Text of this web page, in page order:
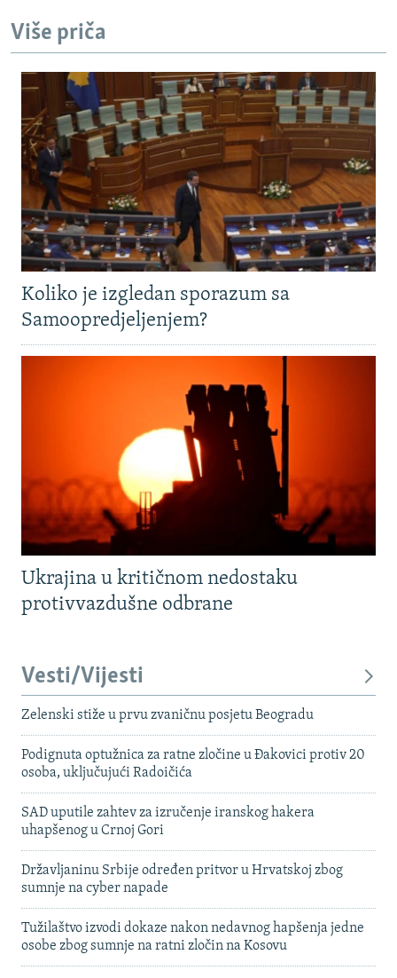
TRI DECENIJE OD RATA U BIH
SVE KARTE DEJTONA
NASTANAK I RASPAD JUGOSLAVIJE
Više priča
Koliko je izgledan sporazum sa
Samoopredjeljenjem?
Ukrajina u kritičnom nedostaku
protivvazdušne odbrane
Vesti/Vijesti
Zelenski stiže u prvu zvaničnu posjetu Beogradu
Podignuta optužnica za ratne zločine u Đakovici protiv 20
osoba, uključujući Radoičića
SAD uputile zahtev za izručenje iranskog hakera
uhapšenog u Crnoj Gori
Državljaninu Srbije određen pritvor u Hrvatskoj zbog
sumnje na cyber napade
Tužilaštvo izvodi dokaze nakon nedavnog hapšenja jedne
osobe zbog sumnje na ratni zločin na Kosovu